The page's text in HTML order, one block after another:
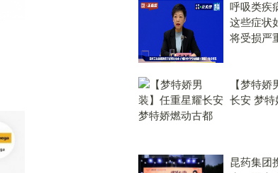
呼吸类疾
这些症状
将受损严
【梦特
长安 梦
昆药集团